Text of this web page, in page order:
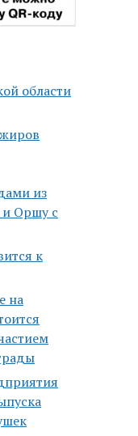
области
из
и Оршу с
к
на